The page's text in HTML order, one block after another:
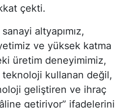
çekti.
altyapımız,
ve yüksek katma
üretim deneyimimiz,
teknoloji kullanan değil,
geliştiren ve ihraç
getiriyor” ifadelerini